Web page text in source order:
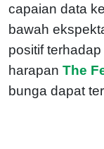
capaian data
bawah
positif
harapan The
bunga dapat